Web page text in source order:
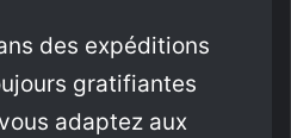
des expéditions
gratifiantes
adaptez aux